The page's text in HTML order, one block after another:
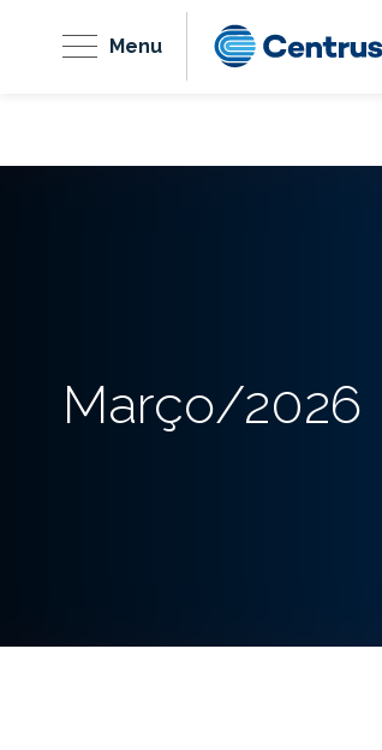
Menu
Março/2026